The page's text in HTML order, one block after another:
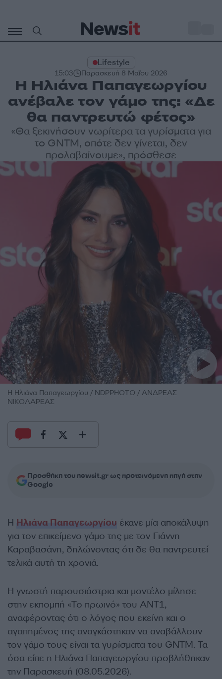
περιεχόμενο
Lifestyle
15:03 Παρασκευή 8 Μαΐου 2026
Η Ηλιάνα Παπαγεωργίου
ανέβαλε τον γάμο της: «Δε
θα παντρευτώ φέτος»
«Θα ξεκινήσουν νωρίτερα τα γυρίσματα για
το GNTM, οπότε δεν γίνεται, δεν
προλαβαίνουμε», πρόσθεσε
H Ηλιάνα Παπαγεωργίου / NDPPHOTO / ΑΝΔΡΕΑΣ
ΝΙΚΟΛΑΡΕΑΣ
Προσθήκη του newsit.gr ως προτεινόμενη πηγή στην
Google
Η Ηλιάνα Παπαγεωργίου έκανε μία αποκάλυψη
για τον επικείμενο γάμο της με τον Γιάννη
Καραβασάνη, δηλώνοντας ότι δε θα παντρευτεί
τελικά αυτή τη χρονιά.
Η γνωστή παρουσιάστρια και μοντέλο μίλησε
στην εκπομπή «Το πρωινό» του ΑΝΤ1,
αναφέροντας ότι ο λόγος που εκείνη και ο
αγαπημένος της αναγκάστηκαν να αναβάλλουν
τον γάμο τους είναι τα γυρίσματα του GNTM. Τα
όσα είπε η Ηλιάνα Παπαγεωργίου προβλήθηκαν
την Παρασκευή (08.05.2026).